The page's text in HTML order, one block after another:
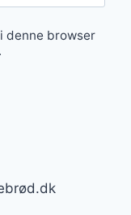
denne browser